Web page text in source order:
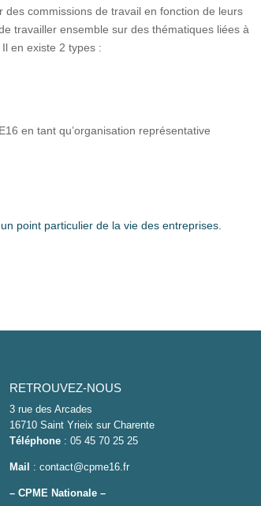
des commissions de travail en fonction de leurs
travailler ensemble sur des thématiques liées à
en existe 2 types :
en tant qu’organisation représentative
point particulier de la vie des entreprises.
RETROUVEZ-NOUS
3 rue des Arcades
16710 Saint Yrieix sur Charente
Téléphone: 05 45 70 25 25
Mail : contact@cpme16.fr
– CPME Nationale –